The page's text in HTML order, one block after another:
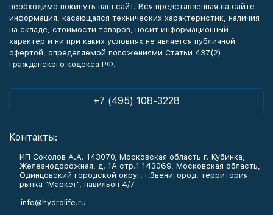
необходимо покинуть наш сайт. Вся представленная на сайте
информация, касающаяся технических характеристик, наличия
на складе, стоимости товаров, носит информационный
характер и ни при каких условиях не является публичной
офертой, определяемой положениями Статьи 437(2)
Гражданского кодекса РФ.
+7 (495) 108-3228
Контакты:
ИП Соколов А.А. 143070, Московская область г. Кубинка,
Железнодорожная, д. 1А стр.1 143069, Московская область,
Одинцовский городской округ, г.Звенигород, территория
рынка "Маркет", павильон 4/7
info@hydrolife.ru